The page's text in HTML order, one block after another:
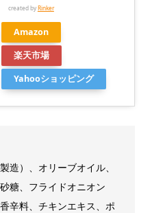
created byRinker
Amazon
楽天市場
Yahooショッピング
造）、オリーブオイル、
糖、フライドオニオン
辛料、チキンエキス、ポ